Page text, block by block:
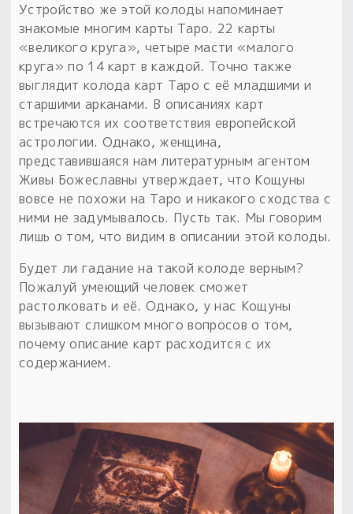
Устройство же этой колоды напоминает
знакомые многим карты Таро. 22 карты
«великого круга», четыре масти «малого
круга» по 14 карт в каждой. Точно также
выглядит колода карт Таро с её младшими и
старшими арканами. В описаниях карт
встречаются их соответствия европейской
астрологии. Однако, женщина,
представившаяся нам литературным агентом
Живы Божеславны утверждает, что Кощуны
вовсе не похожи на Таро и никакого сходства с
ними не задумывалось. Пусть так. Мы говорим
лишь о том, что видим в описании этой колоды.
Будет ли гадание на такой колоде верным?
Пожалуй умеющий человек сможет
растолковать и её. Однако, у нас Кощуны
вызывают слишком много вопросов о том,
почему описание карт расходится с их
содержанием.